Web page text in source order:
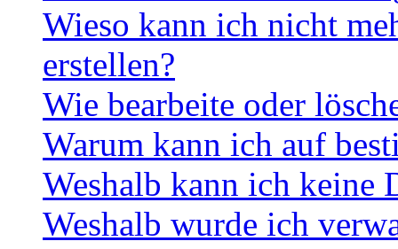
Wieso kann ich nicht
erstellen?
Wie bearbeite oder
Warum kann ich auf
Weshalb kann ich keine
Weshalb wurde ich